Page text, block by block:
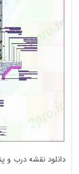
دانلود نقشه درب و